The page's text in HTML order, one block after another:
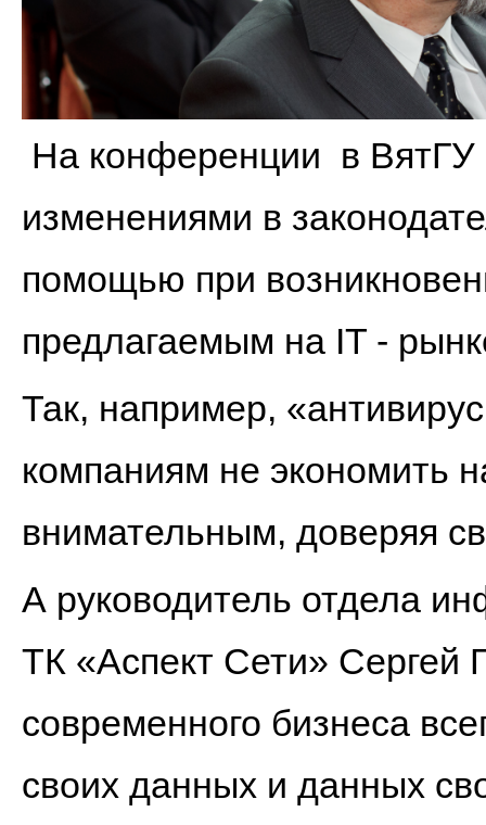
На конференции в ВятГУ
изменениями в
помощью при
предлагаемым на IT -
Так, например,
компаниям не экономить
внимательным, доверяя
А руководитель отдела
ТК «Аспект Сети» Сергей
современного бизнеса
своих данных и данных